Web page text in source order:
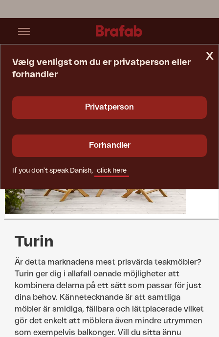
Turin
Är detta marknadens mest prisvärda teakmöbler?
Turin ger dig i allafall oanade möjligheter att
kombinera delarna på ett sätt som passar för just
dina behov. Kännetecknande är att samtliga
möbler är smidiga, fällbara och lättplacerade vilket
gör det enkelt att möblera även mindre utrymmen
som exempelvis balkonger. Vill du sitta ännu
x
Vælg venligst om du er privatperson eller
forhandler
Privatperson
Forhandler
If you don't speak Danish, click here